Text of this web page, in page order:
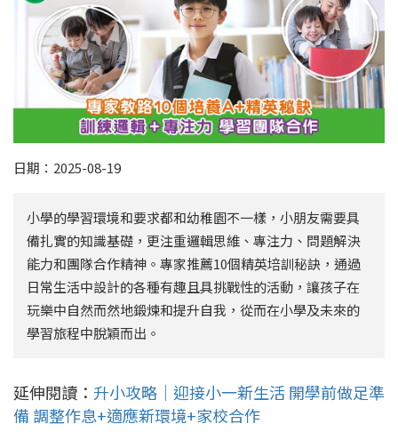
日期：2025-08-19
小學的學習環境和要求都和幼稚園不一樣，小朋友需要具
備扎實的知識基礎，更注重邏輯思維、專注力、問題解決
能力和團隊合作精神。專家推薦10個精英培訓秘訣，通過
日常生活中設計的各種有趣且具挑戰性的活動，讓孩子在
玩樂中自然而然地鍛煉和提升自我，從而在小學及未來的
學習旅程中脫穎而出。
延伸閱讀： 升小攻略｜迎接小一新生活 開學前做足準
備 調整作息+適應新環境+家校合作